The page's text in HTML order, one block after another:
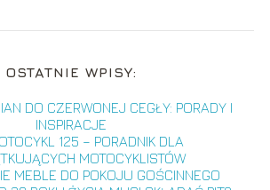
OSTATNIE WPISY:
DO CZERWONEJ CEGŁY: PORADY I
INSPIRACJE
125 – PORADNIK DLA
MOTOCYKLISTÓW
MEBLE DO POKOJU GOŚCINNEGO